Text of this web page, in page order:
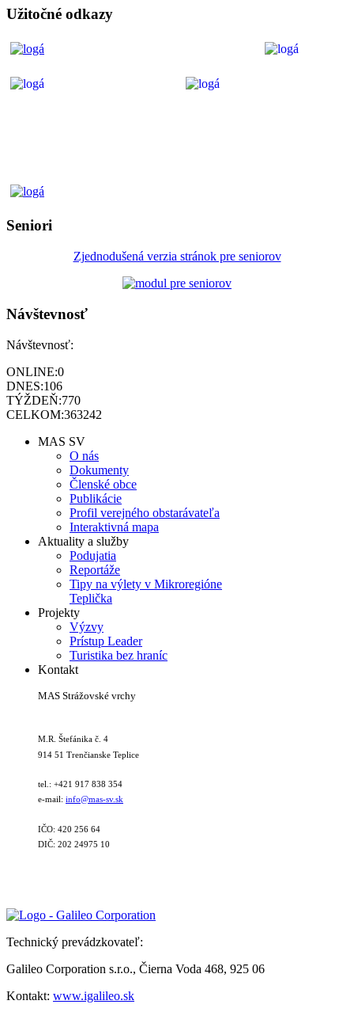
Užitočné odkazy
Seniori
Zjednodušená verzia stránok pre seniorov
Návštevnosť
Návštevnosť:
ONLINE:0
DNES:106
TÝŽDEŇ:770
CELKOM:363242
MAS SV
O nás
Dokumenty
Členské obce
Publikácie
Profil verejného obstarávateľa
Interaktivná mapa
Aktuality a služby
Podujatia
Reportáže
Tipy na výlety v Mikroregióne
Teplička
Projekty
Výzvy
Prístup Leader
Turistika bez hraníc
Kontakt
MAS Strážovské vrchy
M.R. Štefánika č. 4
914 51 Trenčianske Teplice
tel.: +421 917 838 354
e-mail: info@mas-sv.sk
IČO: 420 256 64
DIČ: 202 24975 10
Technický prevádzkovateľ:
Galileo Corporation s.r.o., Čierna Voda 468, 925 06
Kontakt: www.igalileo.sk